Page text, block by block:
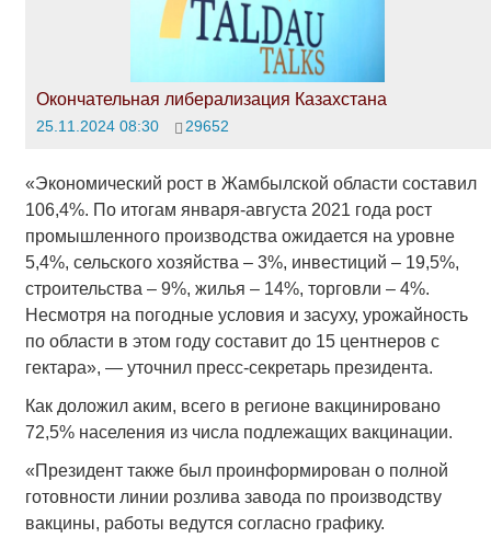
Окончательная либерализация Казахстана
25.11.2024 08:30 29652
«Экономический рост в Жамбылской области составил
106,4%. По итогам января-августа 2021 года рост
промышленного производства ожидается на уровне
5,4%, сельского хозяйства – 3%, инвестиций – 19,5%,
строительства – 9%, жилья – 14%, торговли – 4%.
Несмотря на погодные условия и засуху, урожайность
по области в этом году составит до 15 центнеров с
гектара», — уточнил пресс-секретарь президента.
Как доложил аким, всего в регионе вакцинировано
72,5% населения из числа подлежащих вакцинации.
«Президент также был проинформирован о полной
готовности линии розлива завода по производству
вакцины, работы ведутся согласно графику.